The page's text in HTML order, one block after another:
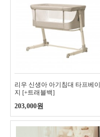
리우 신생아 아기침대 타프베이
지 [+트래블백]
203,000원